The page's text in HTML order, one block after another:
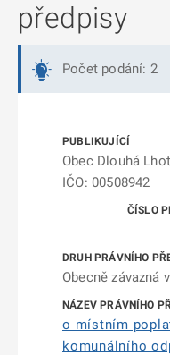
předpisy
Počet podání: 2
Obec Dlouhá
IČO: 00508942
Obecně závazná
o místním
komunálního